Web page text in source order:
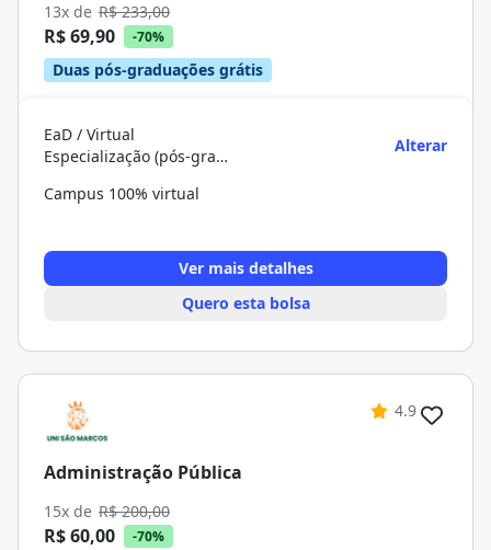
13x de R$ 233,00
R$ 69,90 -70%
Duas pós-graduações grátis
EaD / Virtual
Especialização (pós-graduação)
Alterar
Campus 100% virtual
Ver mais detalhes
Quero esta bolsa
4.9
Administração Pública
15x de R$ 200,00
R$ 60,00 -70%